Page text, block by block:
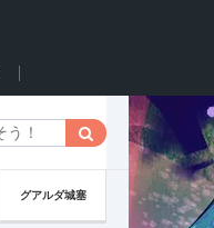
グアルダ城塞